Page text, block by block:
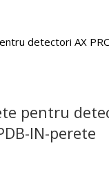
pentru
IN-perete